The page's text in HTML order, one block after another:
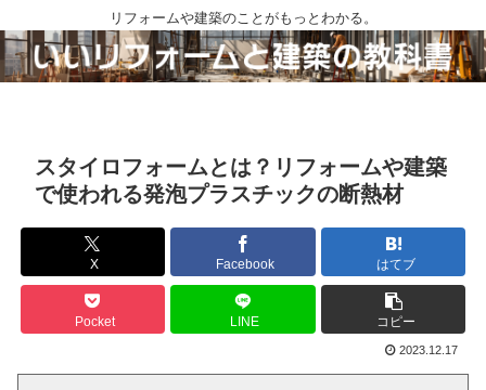
リフォームや建築のことがもっとわかる。
スタイロフォームとは？リフォームや建築
で使われる発泡プラスチックの断熱材
X Facebook はてブ
Pocket LINE コピー
2023.12.17